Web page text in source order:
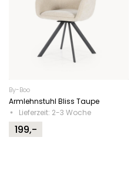
By-Boo
Armlehnstuhl Bliss Taupe
Lieferzeit: 2-3 Woche
199,-